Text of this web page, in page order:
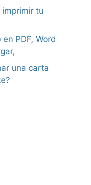
imprimir tu
PDF, Word
una carta